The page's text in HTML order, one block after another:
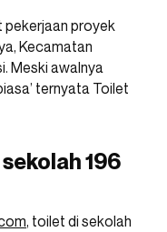
pekerjaan proyek
Kecamatan
Meski awalnya
ternyata Toilet
196
, toilet di sekolah